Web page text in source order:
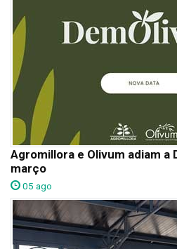
Agromillora e Olivum adiam a
março
05 ago